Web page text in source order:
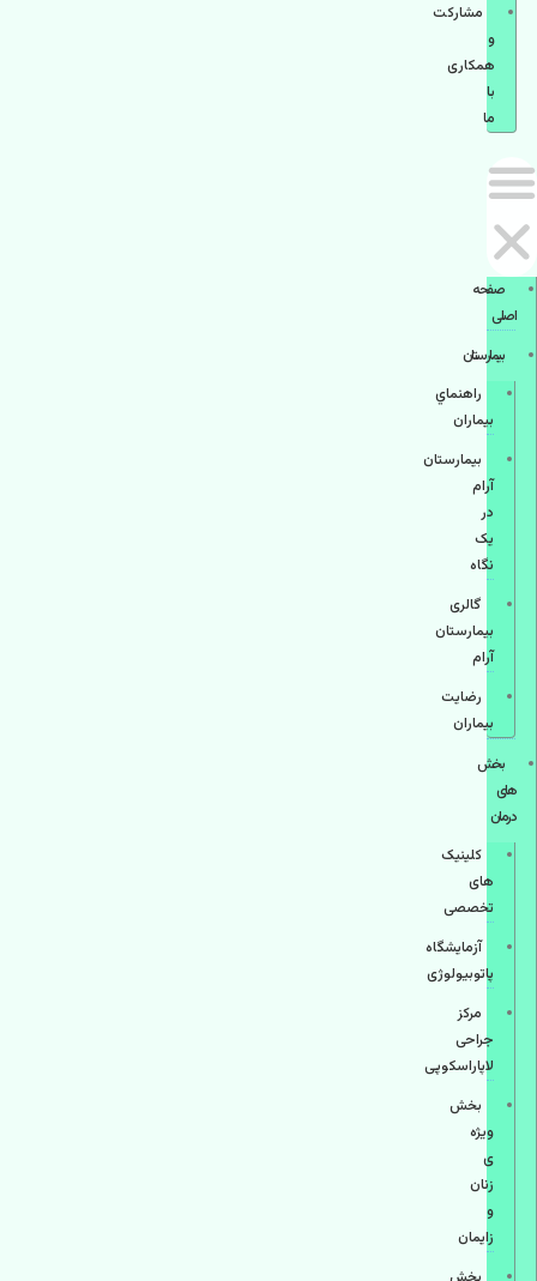
مشاركت
و
همكاری
با
ما
صفحه
اصلی
بيمارستان
راهنماي
بیماران
بیمارستان
آرام
در
یک
نگاه
گالری
بیمارستان
آرام
رضایت
بیماران
بخش
های
درمان
کلینیک
های
تخصصی
آزمایشگاه
پاتوبیولوژی
مرکز
جراحی
لاپاراسکوپی
بخش
ویژه
ی
زنان
و
زایمان